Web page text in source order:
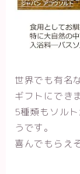
世界でも有名
ギフトにでき
5種類もソル
うです。
喜んでもらえ